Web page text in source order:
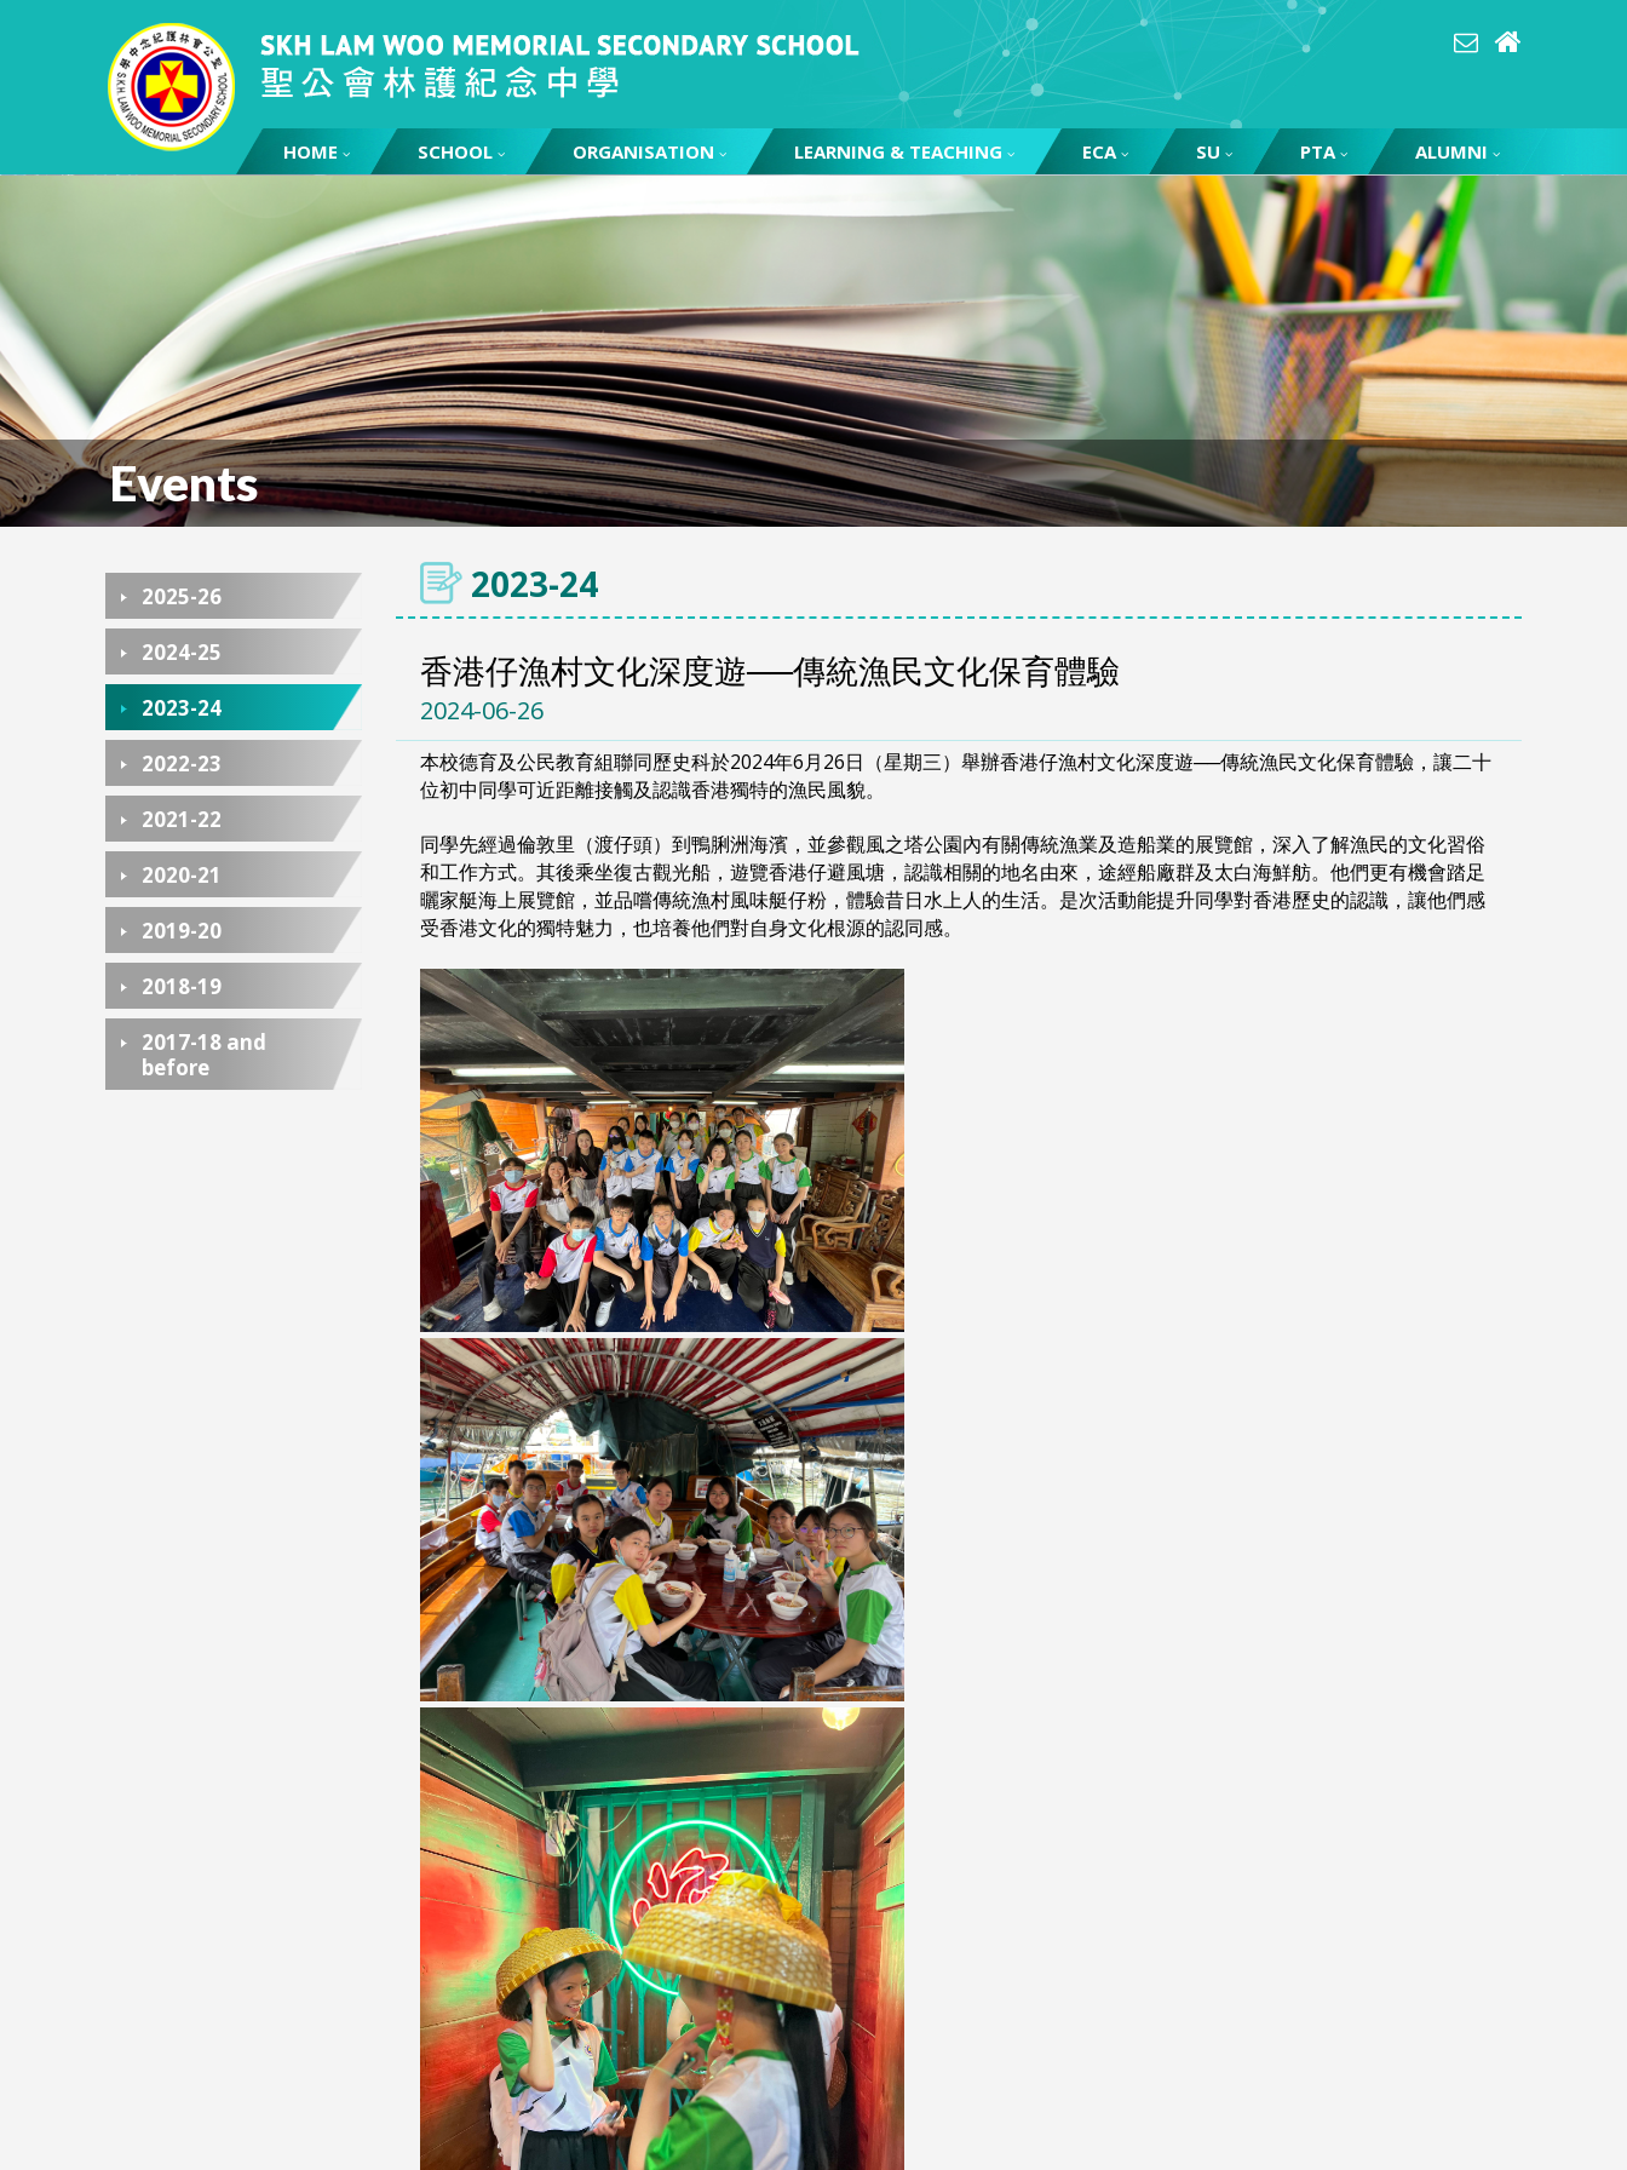
HOME SCHOOL ORGANISATION LEARNING & TEACHING ECA SU PTA ALUMNI
Events
2025-26
2024-25
2023-24
2022-23
2021-22
2020-21
2019-20
2018-19
2017-18 and
before
2023-24
香港仔漁村文化深度遊──傳統漁民文化保育體驗
2024-06-26
本校德育及公民教育組聯同歷史科於2024年6月26日（星期三）舉辦香港仔漁村文化深度遊──傳統漁民文化保育體驗，讓二十
位初中同學可近距離接觸及認識香港獨特的漁民風貌。
同學先經過倫敦里（渡仔頭）到鴨脷洲海濱，並參觀風之塔公園內有關傳統漁業及造船業的展覽館，深入了解漁民的文化習俗
和工作方式。其後乘坐復古觀光船，遊覽香港仔避風塘，認識相關的地名由來，途經船廠群及太白海鮮舫。他們更有機會踏足
曬家艇海上展覽館，並品嚐傳統漁村風味艇仔粉，體驗昔日水上人的生活。是次活動能提升同學對香港歷史的認識，讓他們感
受香港文化的獨特魅力，也培養他們對自身文化根源的認同感。